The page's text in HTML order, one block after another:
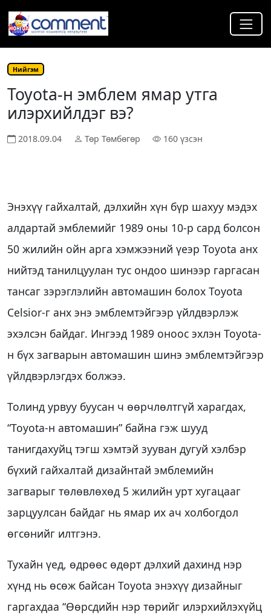
Нийгэм
Toyota-н эмблем ямар утга
илэрхийлдэг вэ?
2018.09.04 Төр Төмбөгөр 160 үзсэн
Энэхүү гайхалтай, дэлхийн хүн бүр шахуу мэдэх
алдартай эмблемийг 1989 оны 10-р сард болсон
50 жилийн ойн арга хэмжээний үеэр Toyota анх
нийтэд танилцуулан тус ондоо шинээр гаргасан
тансаг зэрэглэлийн автомашин болох Toyota
Celsior-г анх энэ эмблемтэйгээр үйлдвэрлэж
эхэлсэн байдаг. Ингээд 1989 оноос эхлэн Toyota-
н бүх загварын автомашин шинэ эмблемтэйгээр
үйлдвэрлэгдэх болжээ.
Толинд урвуу буусан ч өөрчлөлтгүй харагдах,
“Toyota-н автомашин” байна гэж шууд
танигдахуйц тэгш хэмтэй зууван дугуй хэлбэр
бүхий гайхалтай дизайнтай эмблемийн
загварыг төлөвлөхөд 5 жилийн урт хугацааг
зарцуулсан байдаг нь ямар их ач холбогдол
өгсөнийг илтгэнэ.
Тухайн үед, өдрөөс өдөрт дэлхий дахинд нэр
хүнд нь өсөж байсан Toyota энэхүү дизайныг
гаргахдаа “Өөрсдийн нэр төрийг илэрхийлэхүйц